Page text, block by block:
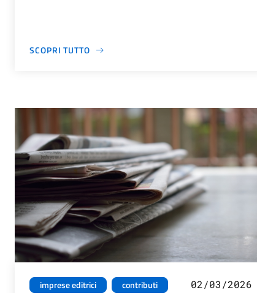
SCOPRI TUTTO
imprese editrici
contributi
02/03/2026